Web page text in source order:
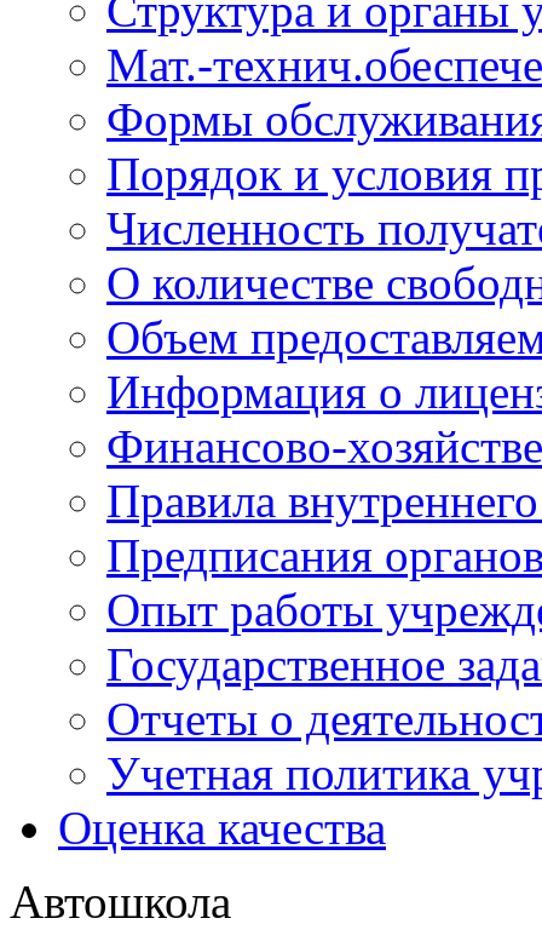
Мат.-
Формы
Порядок и условия
Численность
О количестве
Объем
Информация о
Финансово-
Правила
Предписания
Опыт работы
Государственное
Отчеты о
Учетная политика
Оценка качества
Автошкола